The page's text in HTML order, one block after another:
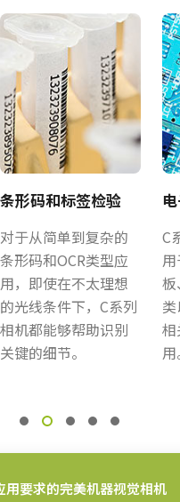
040MCL 32bit
040MCL 64bit
040MCL
Guide - Chinese
列和A系列相机的三脚架转
安装到相机机身。 使用较长
于CV-A10GE和CV-M70GE，
条形码和标签检验
对于从简单到复杂的
条形码和OCR类型应
用，即使在不太理想
的光线条件下，C系列
相机都能够帮助识别
关键的细节。
C
用
用要求的完美机器视觉相机